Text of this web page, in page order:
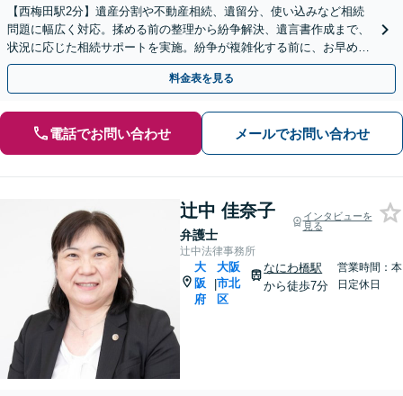
【西梅田駅2分】遺産分割や不動産相続、遺留分、使い込みなど相続
問題に幅広く対応。揉める前の整理から紛争解決、遺言書作成まで、
状況に応じた相続サポートを実施。紛争が複雑化する前に、お早めに
ご相談ください【オンライン面談可】【夜間・休日相談可】
料金表を見る
電話でお問い合わせ メールでお問い合わせ
辻中 佳奈子
弁護士
インタビューを
見る
辻中法律事務所
大
阪
府
|
大阪
市北
区
なにわ橋駅
から徒歩7分
営業時間：本
日定休日